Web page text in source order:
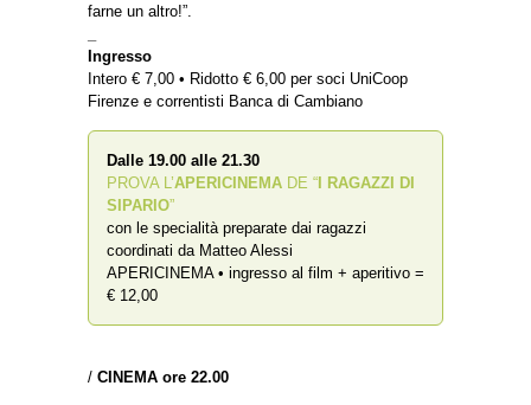
farne un altro!”.
Ingresso
Intero € 7,00 • Ridotto € 6,00 per soci UniCoop
Firenze e correntisti Banca di Cambiano
Dalle 19.00 alle 21.30
PROVA L’APERICINEMA DE “ I RAGAZZI DI
SIPARIO”
con le specialità preparate dai ragazzi
coordinati da Matteo Alessi
APERICINEMA • ingresso al film + aperitivo =
€ 12,00
/ CINEMA ore 22.00